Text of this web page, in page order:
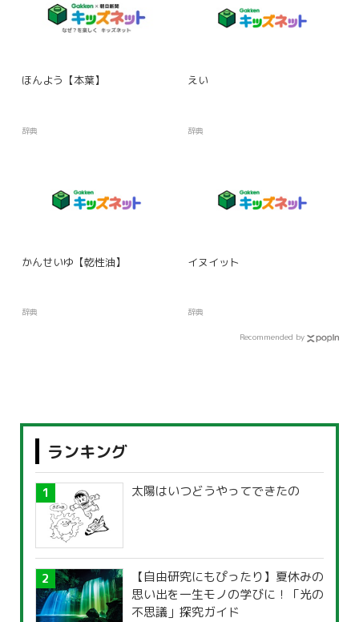
ほんよう【本葉】
辞典
えい
辞典
かんせいゆ【乾性油】
辞典
イヌイット
辞典
Recommended by
ランキング
太陽はいつどうやってできたの
【自由研究にもぴったり】夏休みの
思い出を一生モノの学びに！「光の
不思議」探究ガイド